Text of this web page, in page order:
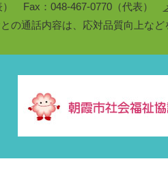
） Fax：048-467-0770（代表）
の通話内容は、応対品質向上など